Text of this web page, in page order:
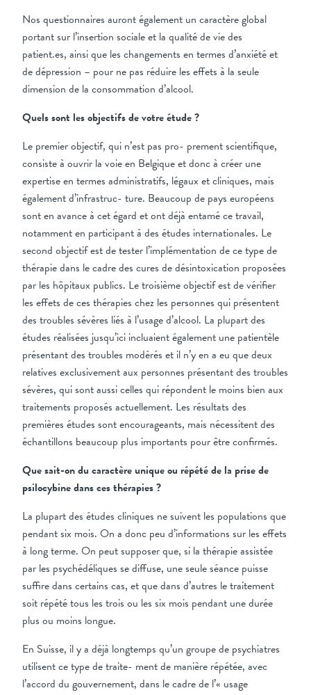
Nos questionnaires auront également un caractère global
portant sur l’insertion sociale et la qualité de vie des
patient.es, ainsi que les changements en termes d’anxiété et
de dépression – pour ne pas réduire les effets à la seule
dimension de la consommation d’alcool.
Quels sont les objectifs de votre étude ?
Le premier objectif, qui n’est pas pro- prement scientifique,
consiste à ouvrir la voie en Belgique et donc à créer une
expertise en termes administratifs, légaux et cliniques, mais
également d’infrastruc- ture. Beaucoup de pays européens
sont en avance à cet égard et ont déjà entamé ce travail,
notamment en participant à des études internationales. Le
second objectif est de tester l’implémentation de ce type de
thérapie dans le cadre des cures de désintoxication proposées
par les hôpitaux publics. Le troisième objectif est de vérifier
les effets de ces thérapies chez les personnes qui présentent
des troubles sévères liés à l’usage d’alcool. La plupart des
études réalisées jusqu’ici incluaient également une patientèle
présentant des troubles modérés et il n’y en a eu que deux
relatives exclusivement aux personnes présentant des troubles
sévères, qui sont aussi celles qui répondent le moins bien aux
traitements proposés actuellement. Les résultats des
premières études sont encourageants, mais nécessitent des
échantillons beaucoup plus importants pour être confirmés.
Que sait-on du caractère unique ou répété de la prise de
psilocybine dans ces thérapies ?
La plupart des études cliniques ne suivent les populations que
pendant six mois. On a donc peu d’informations sur les effets
à long terme. On peut supposer que, si la thérapie assistée
par les psychédéliques se diffuse, une seule séance puisse
suffire dans certains cas, et que dans d’autres le traitement
soit répété tous les trois ou les six mois pendant une durée
plus ou moins longue.
En Suisse, il y a déjà longtemps qu’un groupe de psychiatres
utilisent ce type de traite- ment de manière répétée, avec
l’accord du gouvernement, dans le cadre de l’« usage